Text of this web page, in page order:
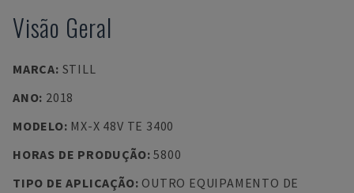
Visão Geral
MARCA: STILL
ANO: 2018
MODELO: MX-X 48V TE 3400
HORAS DE PRODUÇÃO:5800
TIPO DE APLICAÇÃO: OUTRO EQUIPAMENTO DE